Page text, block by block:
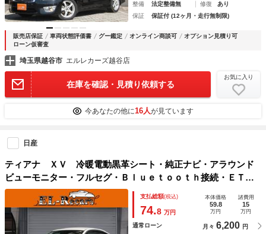
整備
法定整備無 修復
あり
保証
保証付 (12ヶ月・走行無制限)
販売店保証 車両状態評価書 グー鑑定 オンライン商談可
オプション見積り可
ローン仮審査
埼玉県越谷市 エルレカーズ越谷店
在庫を確認・見積り依頼する
お気に入り
今あなたの他に16人が見ています
日産
ティアナ ＸＶ 冷暖電動黒革シート・純正ナビ・アラウンド
ビューモニター・フルセグ・Ｂｌｕｅｔｏｏｔｈ接続・ＥＴ
Ｃ・クルーズコントロール・スマートキー・プッシュスター
ト・ＨＩＤヘッドライト・フォグランプ・純正１７ＡＷ
支払総額(税込)
74.8 万円
本体価格
59.8
万円
諸費用
15
万円
通常ローン 月々 6,200 円